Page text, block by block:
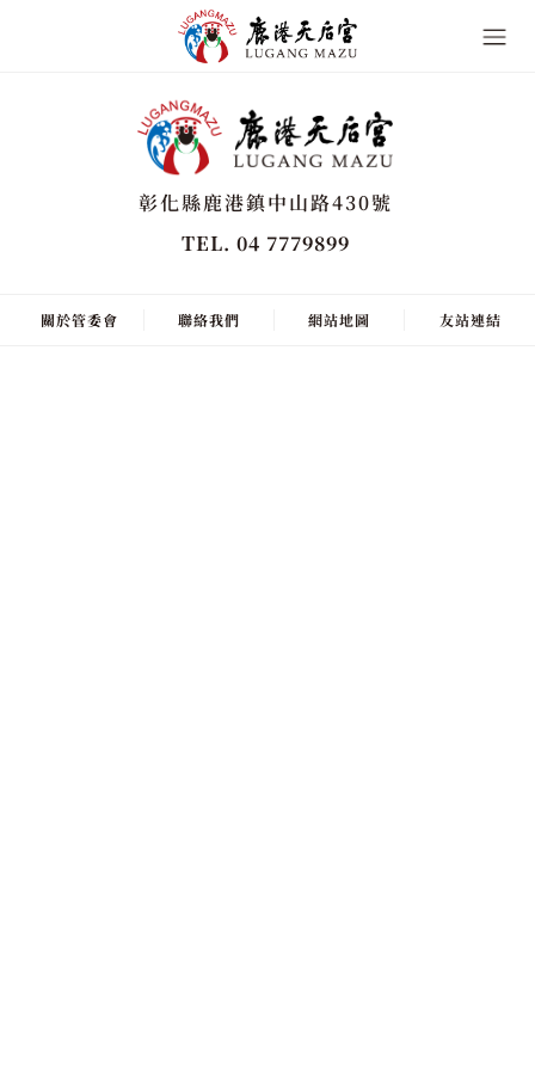
彰化縣鹿港鎮中山路430號
TEL. 04 7779899
關於管委會 聯絡我們 網站地圖 友站連結